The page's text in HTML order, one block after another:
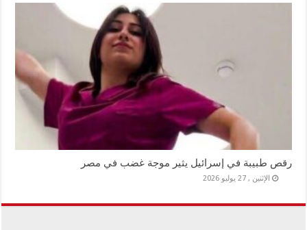
رقص طبيبة في إسرائيل يثير موجة غضب في مصر
الإثنين , 27 يوليو 2026